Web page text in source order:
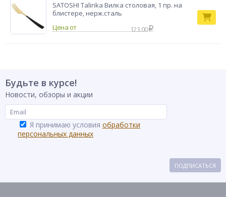
SATOSHI Talinka Вилка столовая, 1 пр. на
блистере, нерж.сталь
123.00
Будьте в курсе!
Новости, обзоры и акции
Я принимаю условия обработки
персональных данных
ПОДПИСАТЬСЯ